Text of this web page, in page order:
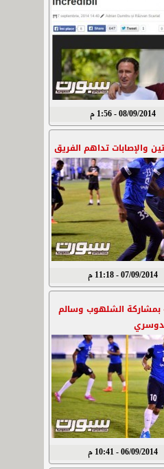
08/09/2014 - 1:56 م
والإصابات تداهم الفريق
07/09/2014 - 11:18 م
بمشاركة الشلهوب وسالم
06/09/2014 - 10:41 م